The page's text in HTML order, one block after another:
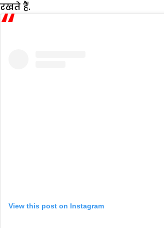
रखते हैं.
View this post on Instagram